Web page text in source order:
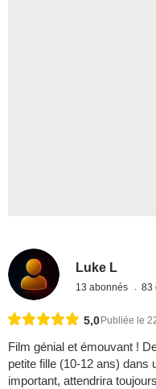
Luke L
13 abonnés 83
5,0 Publiée le
Film génial et émouvant !
petite fille (10-12 ans) dans
important, attendrira